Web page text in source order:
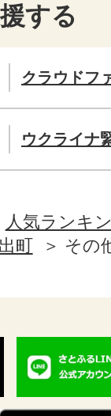
する
クラウドフ
ウクライナ
人気ランキ
町 その